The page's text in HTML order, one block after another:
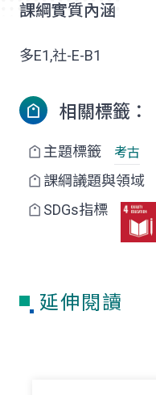
課綱實質內涵
多E1,社-E-B1
相關標籤：
主題標籤 考古
課綱議題與領域
SDGs指標
延伸閱讀